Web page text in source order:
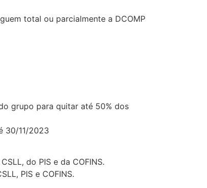
total ou parcialmente a DCOMP
grupo para quitar até 50% dos
30/11/2023
do PIS e da COFINS.
PIS e COFINS.